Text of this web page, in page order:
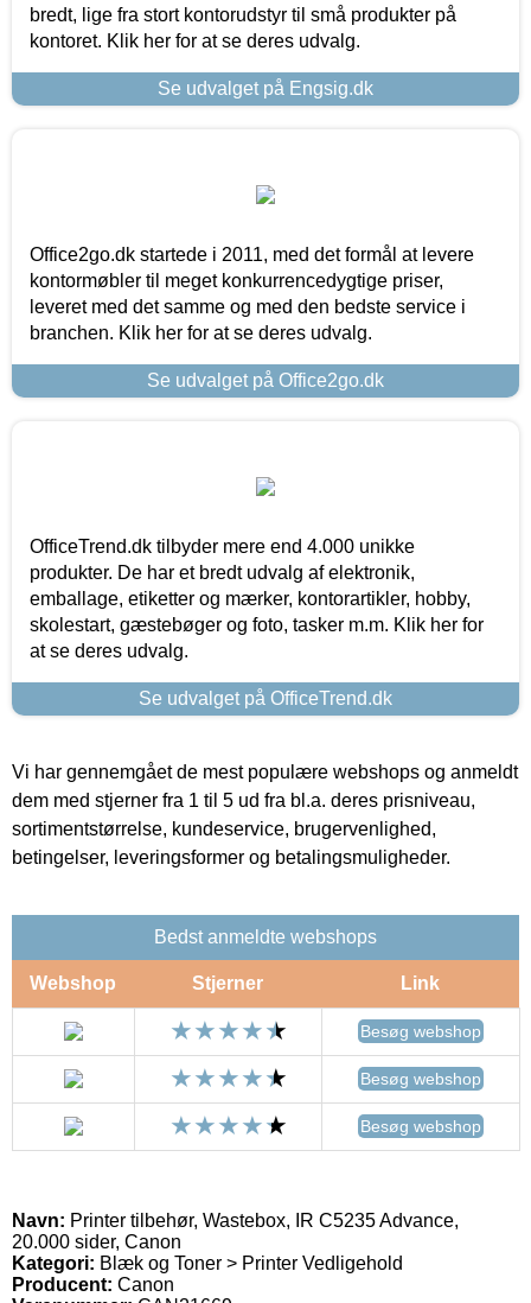
bredt, lige fra stort kontorudstyr til små produkter på
kontoret. Klik her for at se deres udvalg.
Se udvalget på Engsig.dk
Office2go.dk startede i 2011, med det formål at levere
kontormøbler til meget konkurrencedygtige priser,
leveret med det samme og med den bedste service i
branchen. Klik her for at se deres udvalg.
Se udvalget på Office2go.dk
OfficeTrend.dk tilbyder mere end 4.000 unikke
produkter. De har et bredt udvalg af elektronik,
emballage, etiketter og mærker, kontorartikler, hobby,
skolestart, gæstebøger og foto, tasker m.m. Klik her for
at se deres udvalg.
Se udvalget på OfficeTrend.dk
Vi har gennemgået de mest populære webshops og anmeldt
dem med stjerner fra 1 til 5 ud fra bl.a. deres prisniveau,
sortimentstørrelse, kundeservice, brugervenlighed,
betingelser, leveringsformer og betalingsmuligheder.
Bedst anmeldte webshops
Webshop Stjerner Link
Besøg webshop
Besøg webshop
Besøg webshop
Navn: Printer tilbehør, Wastebox, IR C5235 Advance,
20.000 sider, Canon
Kategori: Blæk og Toner > Printer Vedligehold
Producent: Canon